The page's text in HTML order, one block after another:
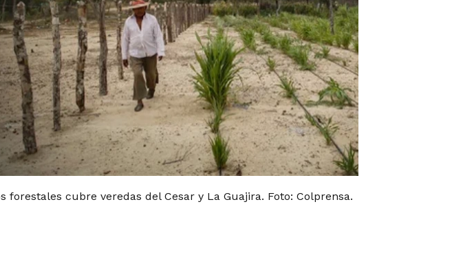
cubre veredas del Cesar y La Guajira. Foto: Colprensa.